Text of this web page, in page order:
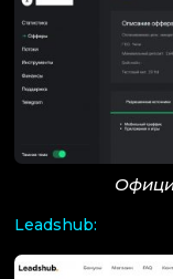
Leadshub: